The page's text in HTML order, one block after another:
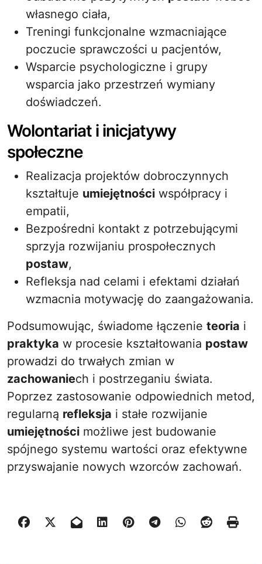
własnego ciała,
Treningi funkcjonalne wzmacniające
poczucie sprawczości u pacjentów,
Wsparcie psychologiczne i grupy
wsparcia jako przestrzeń wymiany
doświadczeń.
Wolontariat i inicjatywy
społeczne
Realizacja projektów dobroczynnych
kształtuje umiejętności współpracy i
empatii,
Bezpośredni kontakt z potrzebującymi
sprzyja rozwijaniu prospołecznych
postaw,
Refleksja nad celami i efektami działań
wzmacnia motywację do zaangażowania.
Podsumowując, świadome łączenie teoria i
praktyka w procesie kształtowania postaw
prowadzi do trwałych zmian w
zachowaniech i postrzeganiu świata.
Poprzez zastosowanie odpowiednich metod,
regularną refleksja i stałe rozwijanie
umiejętności możliwe jest budowanie
spójnego systemu wartości oraz efektywne
przyswajanie nowych wzorców zachowań.